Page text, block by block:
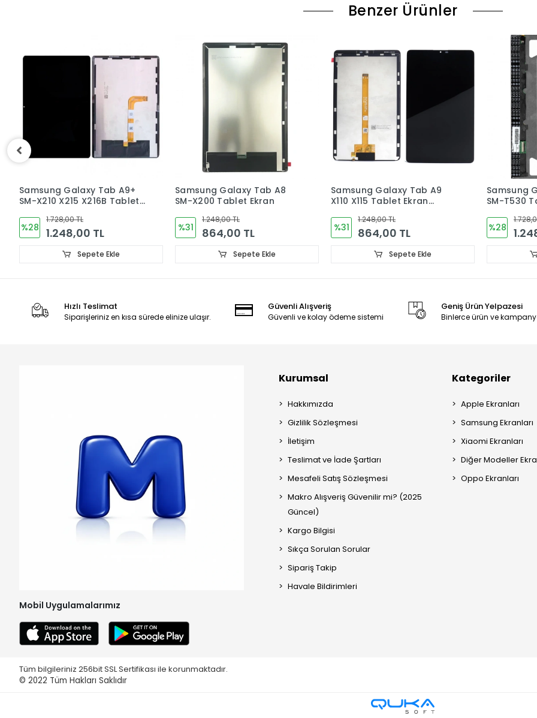
Benzer Ürünler
Samsung Galaxy Tab A8
SM-X200 Tablet Ekran
%31
1.248,00 TL
864,00 TL
Sepete Ekle
Samsung Galaxy Tab A9
X110 X115 Tablet Ekran
%31
1.248,00 TL
864,00 TL
Sepete Ekle
Samsung Galaxy Tab 4 10.1
SM-T530 Tablet Ekran
%28
1.728,00 TL
1.248,00 TL
Sepete Ekle
10.4 SM-
%25
Hızlı Teslimat
Siparişleriniz en kısa sürede elinize ulaşır.
Güvenli Alışveriş
Güvenli ve kolay ödeme sistemi
Geniş Ürün Yelpazesi
Binlerce ürün ve
Mobil Uygulamalarımız
Kurumsal
Hakkımızda
Gizlilik Sözleşmesi
İletişim
Teslimat ve İade Şartları
Mesafeli Satış Sözleşmesi
Makro Alışveriş Güvenilir mi? (2025
Güncel)
Kargo Bilgisi
Sıkça Sorulan Sorular
Sipariş Takip
Havale Bildirimleri
Kategoriler
Apple Ekranları
Samsung Ekranları
Xiaomi Ekranları
Diğer Modeller
Oppo Ekranları
Tüm bilgileriniz 256bit SSL Sertifikası ile korunmaktadır.
© 2022 Tüm Hakları Saklıdır